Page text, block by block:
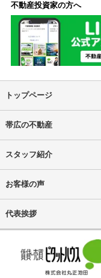
不動産投資家の方へ
トップページ
帯広の不動産
スタッフ紹介
お客様の声
代表挨拶